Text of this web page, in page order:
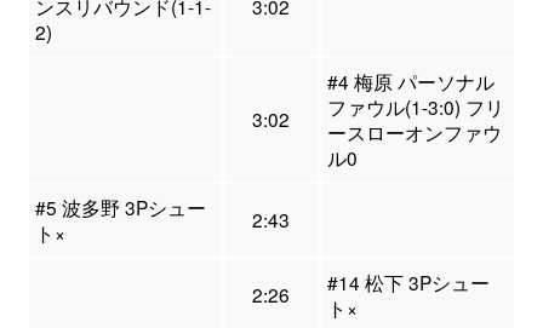
ンスリバウンド(1-1-
2)
3:02
3:02
#4 梅原 パーソナル
ファウル(1-3:0) フリ
ースローオンファウ
ル0
#5 波多野 3Pシュー
ト×
2:43
2:26
#14 松下 3Pシュー
ト×